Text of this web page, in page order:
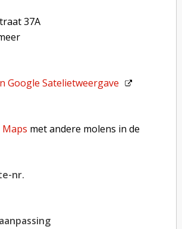
37A
Google Satelietweergave
Maps met andere molens in de
nr.